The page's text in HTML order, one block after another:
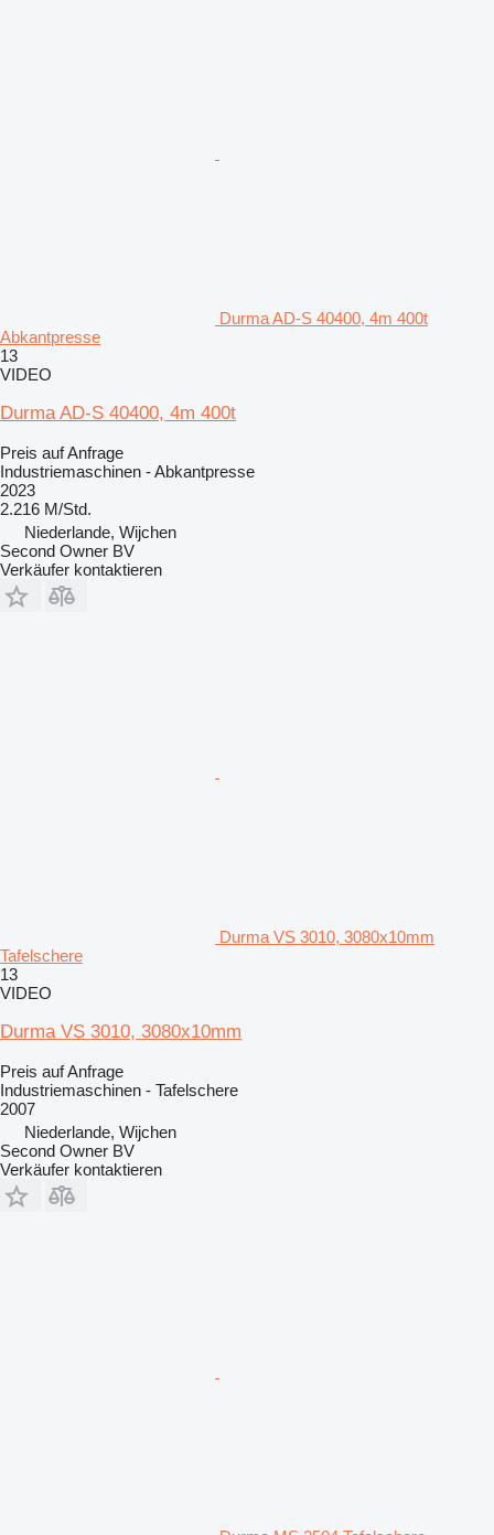
Durma AD-S 40400, 4m 400t
Abkantpresse
13
VIDEO
Durma AD-S 40400, 4m 400t
Preis auf Anfrage
Industriemaschinen - Abkantpresse
2023
2.216 M/Std.
Niederlande, Wijchen
Second Owner BV
Verkäufer kontaktieren
Durma VS 3010, 3080x10mm
Tafelschere
13
VIDEO
Durma VS 3010, 3080x10mm
Preis auf Anfrage
Industriemaschinen - Tafelschere
2007
Niederlande, Wijchen
Second Owner BV
Verkäufer kontaktieren